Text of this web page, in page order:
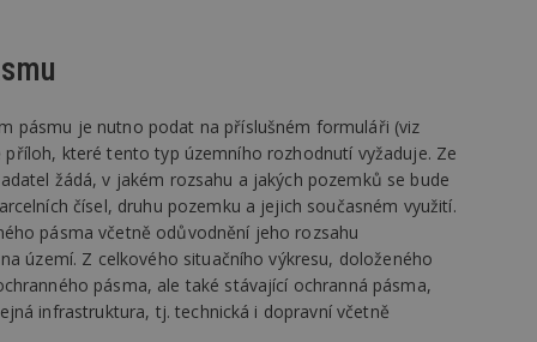
pásmu je nutno podat na příslušném formuláři (viz
které tento typ územního rozhodnutí vyžaduje. Ze
žádá, v jakém rozsahu a jakých pozemků se bude
čísel, druhu pozemku a jejich současném využití.
pásma včetně odůvodnění jeho rozsahu
území. Z celkového situačního výkresu, doloženého
pásma, ale také stávající ochranná pásma,
infrastruktura, tj. technická i dopravní včetně
1
správně. Konec názvu je jedinečné
identifikátorem přidruženého účtu
www.estav.cz 1 rok
Tento soubor cookie se používá k
uživatele
Hotjar Ltd
.estav.cz
29
minut
54
sekund
Soubor cookie je nastaven tak, aby
začátek cesty uživatele pro celkový
Neobsahuje žádné identifikovatelné
Hotjar Ltd
29
Soubor cookie je nastaven tak, aby